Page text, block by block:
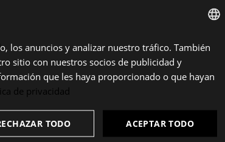
tipos de luz y errores
Tendencias de
SPANISH
los anuncios y analizar nuestro tráfico. También
sitio con nuestros socios de publicidad y
que les haya proporcionado o que hayan
de privacidad
ACEPTAR TODO
TODO